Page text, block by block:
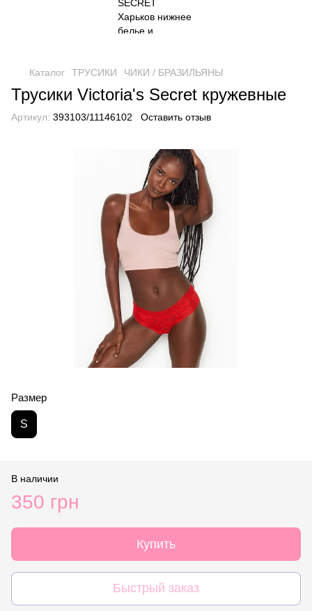
Каталог ТРУСИКИ ЧИКИ / БРАЗИЛЬЯНЫ
Трусики Victoria's Secret кружевные
Артикул: 393103/11146102 Оставить отзыв
Размер
S
В наличии
350 грн
Купить
Быстрый заказ